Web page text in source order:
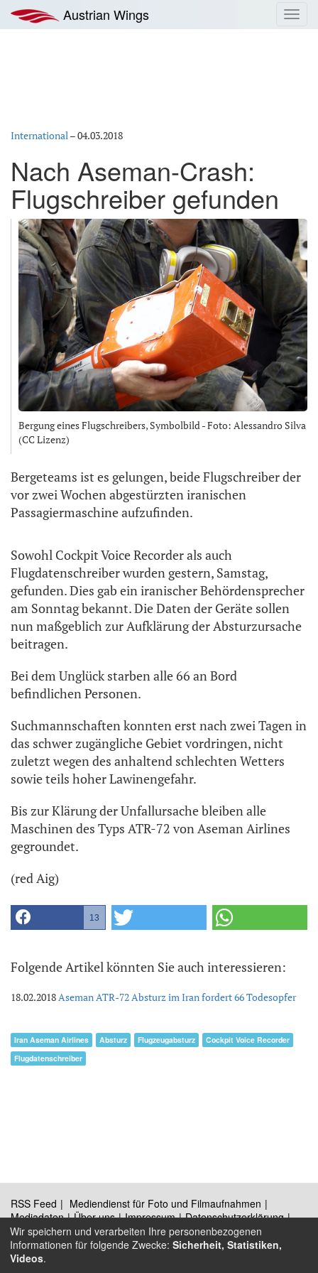
Inhalt
springen
Austrian Wings
International–04.03.2018
Nach Aseman-Crash:
Flugschreiber gefunden
Bergung eines Flugschreibers, Symbolbild - Foto: Alessandro Silva
(CC Lizenz)
Bergeteams ist es gelungen, beide Flugschreiber der
vor zwei Wochen abgestürzten iranischen
Passagiermaschine aufzufinden.
Sowohl Cockpit Voice Recorder als auch
Flugdatenschreiber wurden gestern, Samstag,
gefunden. Dies gab ein iranischer Behördensprecher
am Sonntag bekannt. Die Daten der Geräte sollen
nun maßgeblich zur Aufklärung der Absturzursache
beitragen.
Bei dem Unglück starben alle 66 an Bord
befindlichen Personen.
Suchmannschaften konnten erst nach zwei Tagen in
das schwer zugängliche Gebiet vordringen, nicht
zuletzt wegen des anhaltend schlechten Wetters
sowie teils hoher Lawinengefahr.
Bis zur Klärung der Unfallursache bleiben alle
Maschinen des Typs ATR-72 von Aseman Airlines
gegroundet.
(red Aig)
13
Folgende Artikel könnten Sie auch interessieren:
18.02.2018Aseman ATR-72 Absturz im Iran fordert 66 Todesopfer
Iran Aseman Airlines Absturz Flugzeugabsturz
Cockpit Voice Recorder
Flugdatenschreiber
RSS Feed
Mediendienst für Foto und Filmaufnahmen
Mediadaten
Über uns Impressum
Datenschutzerklärung
Kontakt
Wir speichern und verarbeiten Ihre personenbezogenen
Informationen für folgende Zwecke: Sicherheit, Statistiken,
Videos.